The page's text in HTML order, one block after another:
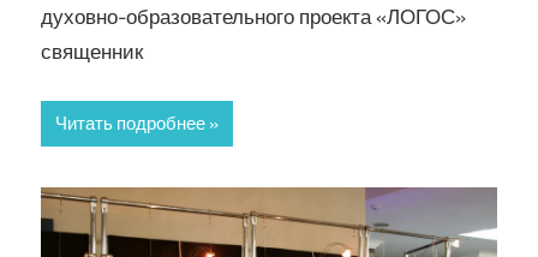
духовно-образовательного проекта «ЛОГОС»
священник
Читать подробнее